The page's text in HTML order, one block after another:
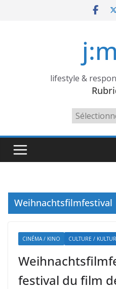
lifestyle &
Rubriques
Weihnachtsfilmfestival
CINÉMA / KINO CULTURE / KULTUR
festival du film